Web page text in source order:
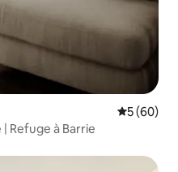
Note
5 (60)
Refuge à Barrie